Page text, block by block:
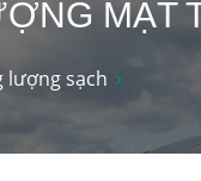
MẶT
lượng sạch